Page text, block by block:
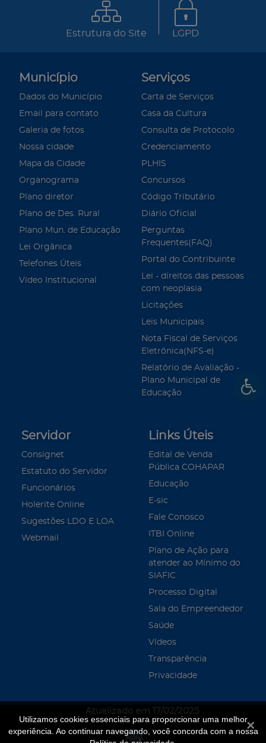
Utilizamos cookies essenciais para proporcionar uma melhor
experiência. Ao continuar navegando, você concorda com a nossa
Estrutura do Site LGPD
Município
Dados do Município
Email para contato
Galeria de fotos
Nossa cidade
Mapa da Cidade
Organograma
Plano diretor
Plano de Des. Rural
Plano Mun. de Educação
Lei Orgânica
Telefones Úteis
Vídeo Institucional
Serviços
Carta de Serviços
Casa da Cultura
Consulta de Protocolo
Credenciamento
PLHIS
Concursos
Código Tributário
Diário Oficial
Perguntas
Frequentes(FAQ)
Portal do Contribuinte
Lei - direitos das pessoas
com neoplasia
Licitações
Leis Municipais
Nota Fiscal de Serviços
Eletrônica(NFS-e)
Relatório de Avaliação -
Plano Municipal de
Educação
Servidor
Consignet
Estatuto do Servidor
Funcionários
Holerite Online
Sugestões LDO E LOA
Webmail
Links Úteis
Edital de Venda
Pública COHAPAR
Educação
E-sic
Fale Conosco
ITBI Online
Plano de Ação para
atender ao Mínimo do
SIAFIC
Processo Digital
Sala do Empreendedor
Saúde
Vídeos
Transparência
Privacidade
Atualizado em 17/02/2025